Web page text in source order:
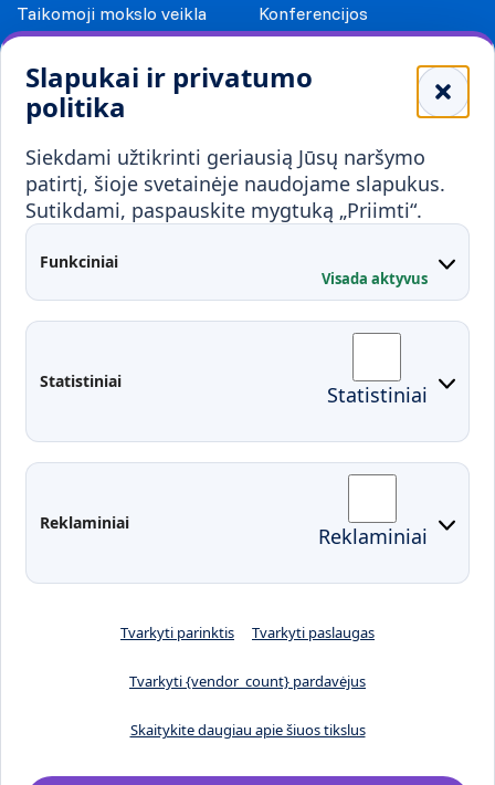
Slapukai ir privatumo
politika
Siekdami užtikrinti geriausią Jūsų naršymo
patirtį, šioje svetainėje naudojame slapukus.
Sutikdami, paspauskite mygtuką „Priimti“.
Funkciniai
Visada aktyvus
Statistiniai Statistiniai
Reklaminiai Reklaminiai
Tvarkyti parinktis Tvarkyti paslaugas
Tvarkyti {vendor_count} pardavėjus
Skaitykite daugiau apie šiuos tikslus
Taikomoji mokslo veikla
Konferencijos
Mokykloms
Visuomenei ir verslui
Mokymai ir konsultavimas
Partnerystės
Karjera
Kontaktai
Administracija
Fakultetai
Studentų atstovybė
Moodle
EDINA
Pasirengimas ekstremaliai